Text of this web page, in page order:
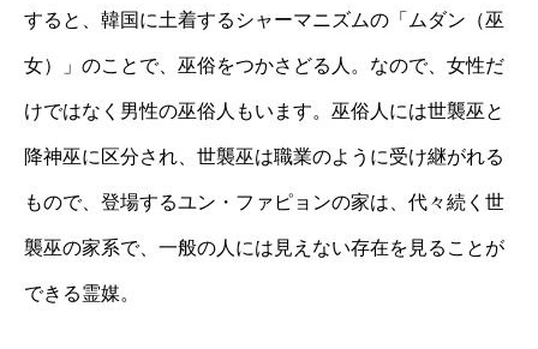
すると、韓国に土着するシャーマニズムの「ムダン（巫
女）」のことで、巫俗をつかさどる人。なので、女性だ
けではなく男性の巫俗人もいます。巫俗人には世襲巫と
降神巫に区分され、世襲巫は職業のように受け継がれる
もので、登場するユン・ファピョンの家は、代々続く世
襲巫の家系で、一般の人には見えない存在を見ることが
できる霊媒。